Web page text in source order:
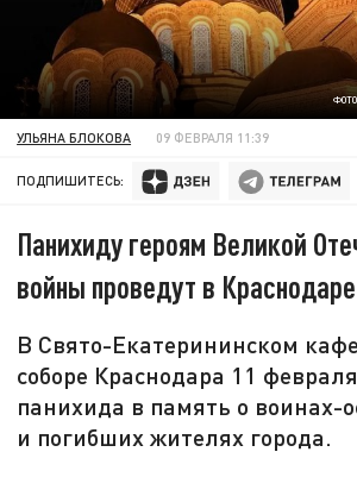
УЛЬЯНА БЛОКОВА 09 ФЕВРАЛЯ 11:39
ПОДПИШИТЕСЬ:
Панихиду героям Великой
войны проведут в
В Свято-Екатерининском
соборе Краснодара 11
панихида в память о воинах-
и погибших жителях города.